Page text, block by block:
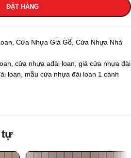
ĐẶT HÀNG
Cửa Nhựa Giả Gỗ Cửa Nhựa Nhà
cửa nhựa ađài loan giá cửa nhựa đài
loan mẫu cửa nhựa đài loan 1 cánh
tự